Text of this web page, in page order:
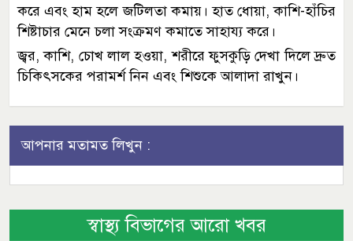
করে এবং হাম হলে জটিলতা কমায়। হাত ধোয়া, কাশি-হাঁচির
শিষ্টাচার মেনে চলা সংক্রমণ কমাতে সাহায্য করে।
জ্বর, কাশি, চোখ লাল হওয়া, শরীরে ফুসকুড়ি দেখা দিলে দ্রুত
চিকিৎসকের পরামর্শ নিন এবং শিশুকে আলাদা রাখুন।
আপনার মতামত লিখুন :
স্বাস্থ্য বিভাগের আরো খবর